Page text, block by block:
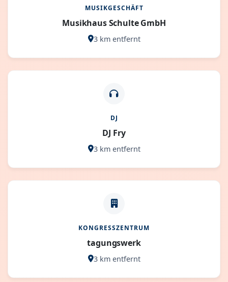
MUSIKGESCHÄFT
Musikhaus Schulte GmbH
3 km entfernt
DJ
DJ Fry
3 km entfernt
KONGRESSZENTRUM
tagungswerk
3 km entfernt